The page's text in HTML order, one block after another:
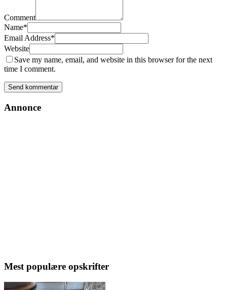
Comment
Name*
Email Address*
Website
Save my name, email, and website in this browser for the next
time I comment.
Annonce
Mest populære opskrifter